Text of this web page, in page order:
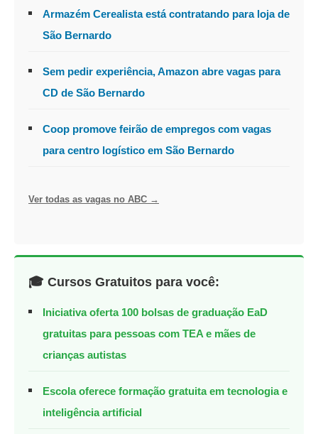
Armazém Cerealista está contratando para loja de
São Bernardo
Sem pedir experiência, Amazon abre vagas para
CD de São Bernardo
Coop promove feirão de empregos com vagas
para centro logístico em São Bernardo
Ver todas as vagas no ABC →
🎓 Cursos Gratuitos para você:
Iniciativa oferta 100 bolsas de graduação EaD
gratuitas para pessoas com TEA e mães de
crianças autistas
Escola oferece formação gratuita em tecnologia e
inteligência artificial